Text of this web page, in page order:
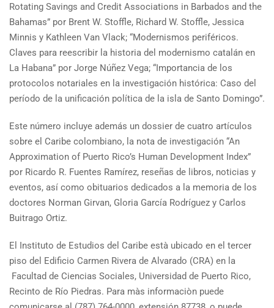
Rotating Savings and Credit Associations in Barbados and the
Bahamas” por Brent W. Stoffle, Richard W. Stoffle, Jessica
Minnis y Kathleen Van Vlack; “Modernismos periféricos.
Claves para reescribir la historia del modernismo catalán en
La Habana” por Jorge Núñez Vega; “Importancia de los
protocolos notariales en la investigación histórica: Caso del
período de la unificación política de la isla de Santo Domingo”.
Este número incluye además un dossier de cuatro artículos
sobre el Caribe colombiano, la nota de investigación “An
Approximation of Puerto Rico’s Human Development Index”
por Ricardo R. Fuentes Ramírez, reseñas de libros, noticias y
eventos, así como obituarios dedicados a la memoria de los
doctores Norman Girvan, Gloria García Rodríguez y Carlos
Buitrago Ortiz.
El Instituto de Estudios del Caribe està ubicado en el tercer
piso del Edificio Carmen Rivera de Alvarado (CRA) en la
Facultad de Ciencias Sociales, Universidad de Puerto Rico,
Recinto de Río Piedras. Para màs informaciòn puede